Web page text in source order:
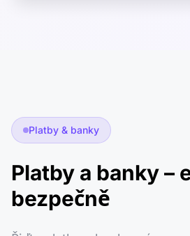
Platby & banky
Platby a banky –
bezpečně